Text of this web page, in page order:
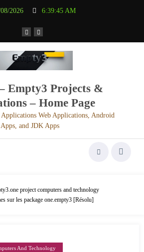
2026 6:39:46 AM
Empty3 Projects &
– Home Page
Web Applications, Android
Apps, and JDK Apps
project computers and technology
sur les package one.empty3 [Résolu]
And Technology